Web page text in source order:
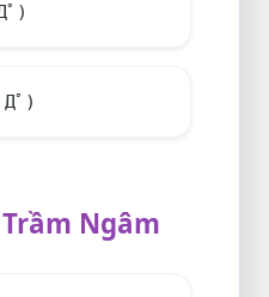
ﾟ)
ﾟ)
Ngâm